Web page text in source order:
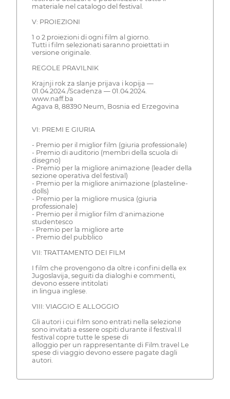
materiale nel catalogo del festival.
V: PROIEZIONI
1 o 2 proiezioni di ogni film al giorno.
Tutti i film selezionati saranno proiettati in
versione originale.
REGOLE PRAVILNIK
Krajnji rok za slanje prijava i kopija —
01.04.2024./Scadenza — 01.04.2024.
www.naff.ba
Agava 8, 88390 Neum, Bosnia ed Erzegovina
VI: PREMI E GIURIA
- Premio per il miglior film (giuria professionale)
- Premio di auditorio (membri della scuola di
disegno)
- Premio per la migliore animazione (leader della
sezione operativa del festival)
- Premio per la migliore animazione (plasteline-
dolls)
- Premio per la migliore musica (giuria
professionale)
- Premio per il miglior film d'animazione
studentesco
- Premio per la migliore arte
- Premio del pubblico
VII: TRATTAMENTO DEI FILM
I film che provengono da oltre i confini della ex
Jugoslavija, seguiti da dialoghi e commenti,
devono essere intitolati
in lingua inglese.
VIII: VIAGGIO E ALLOGGIO
Gli autori i cui film sono entrati nella selezione
sono invitati a essere ospiti durante il festival.Il
festival copre tutte le spese di
alloggio per un rappresentante di Film.travel Le
spese di viaggio devono essere pagate dagli
autori.